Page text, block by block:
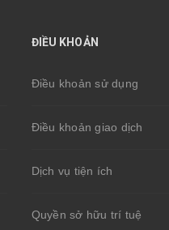
ĐIỀU KHOẢN
Điều khoản sử dụng
Điều khoản giao dịch
Dịch vụ tiện ích
Quyền sở hữu trí tuệ